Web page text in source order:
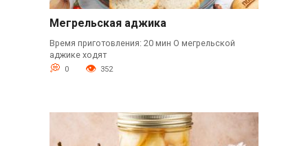
Мегрельская аджика
Время приготовления: 20 мин О мегрельской
аджике ходят
0 352